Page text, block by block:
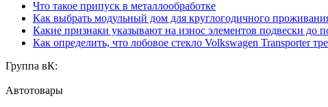
Что такое припуск в металлообработке
Как выбрать модульный дом для круглогодичного
Какие признаки указывают на износ элементов подвески до
Как определить, что лобовое стекло Volkswagen Transporter
Группа вК:
Автотовары